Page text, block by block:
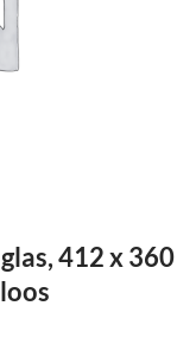
412 x 360